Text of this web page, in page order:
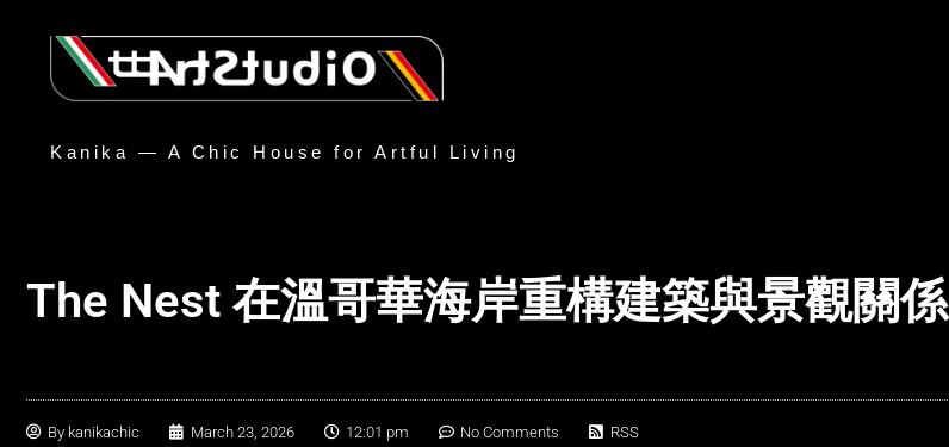
Kanika — A Chic House for Artful Living
The Nest 在溫哥華海岸重構建築與景觀關係
By kanikachic March 23, 2026 12:01 pm No Comments RSS